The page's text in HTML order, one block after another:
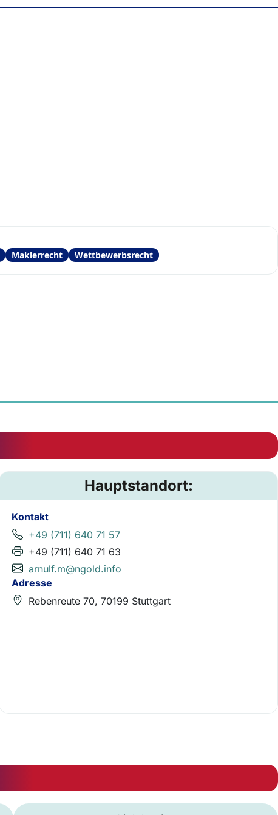
Maklerrecht Wettbewerbsrecht
Hauptstandort:
Kontakt
+49 (711) 640 71 57
+49 (711) 640 71 63
arnulf.m@ngold.info
Adresse
Rebenreute 70, 70199 Stuttgart